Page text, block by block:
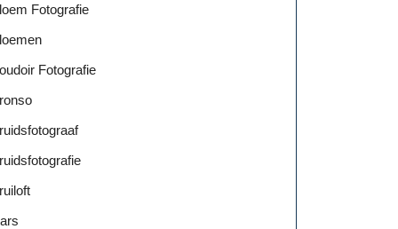
Fotografie
Fotografie